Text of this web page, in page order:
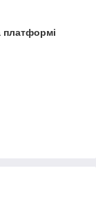
платформі